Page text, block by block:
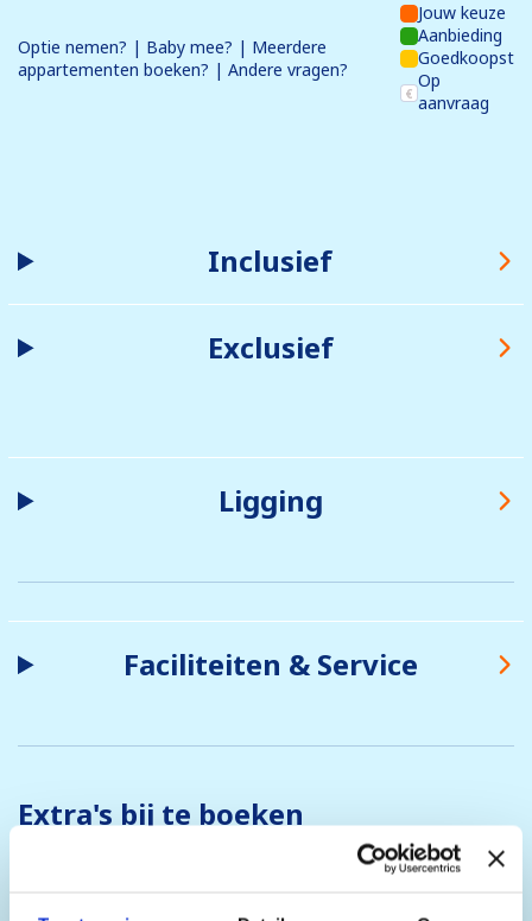
Optie nemen? | Baby mee? | Meerdere
appartementen boeken? | Andere vragen?
Jouw keuze
Aanbieding
Goedkoopst
Op
aanvraag
Inclusief
Exclusief
Ligging
Faciliteiten & Service
Extra's bij te boeken
Wanneer je bij ons een vakantie boekt, is de